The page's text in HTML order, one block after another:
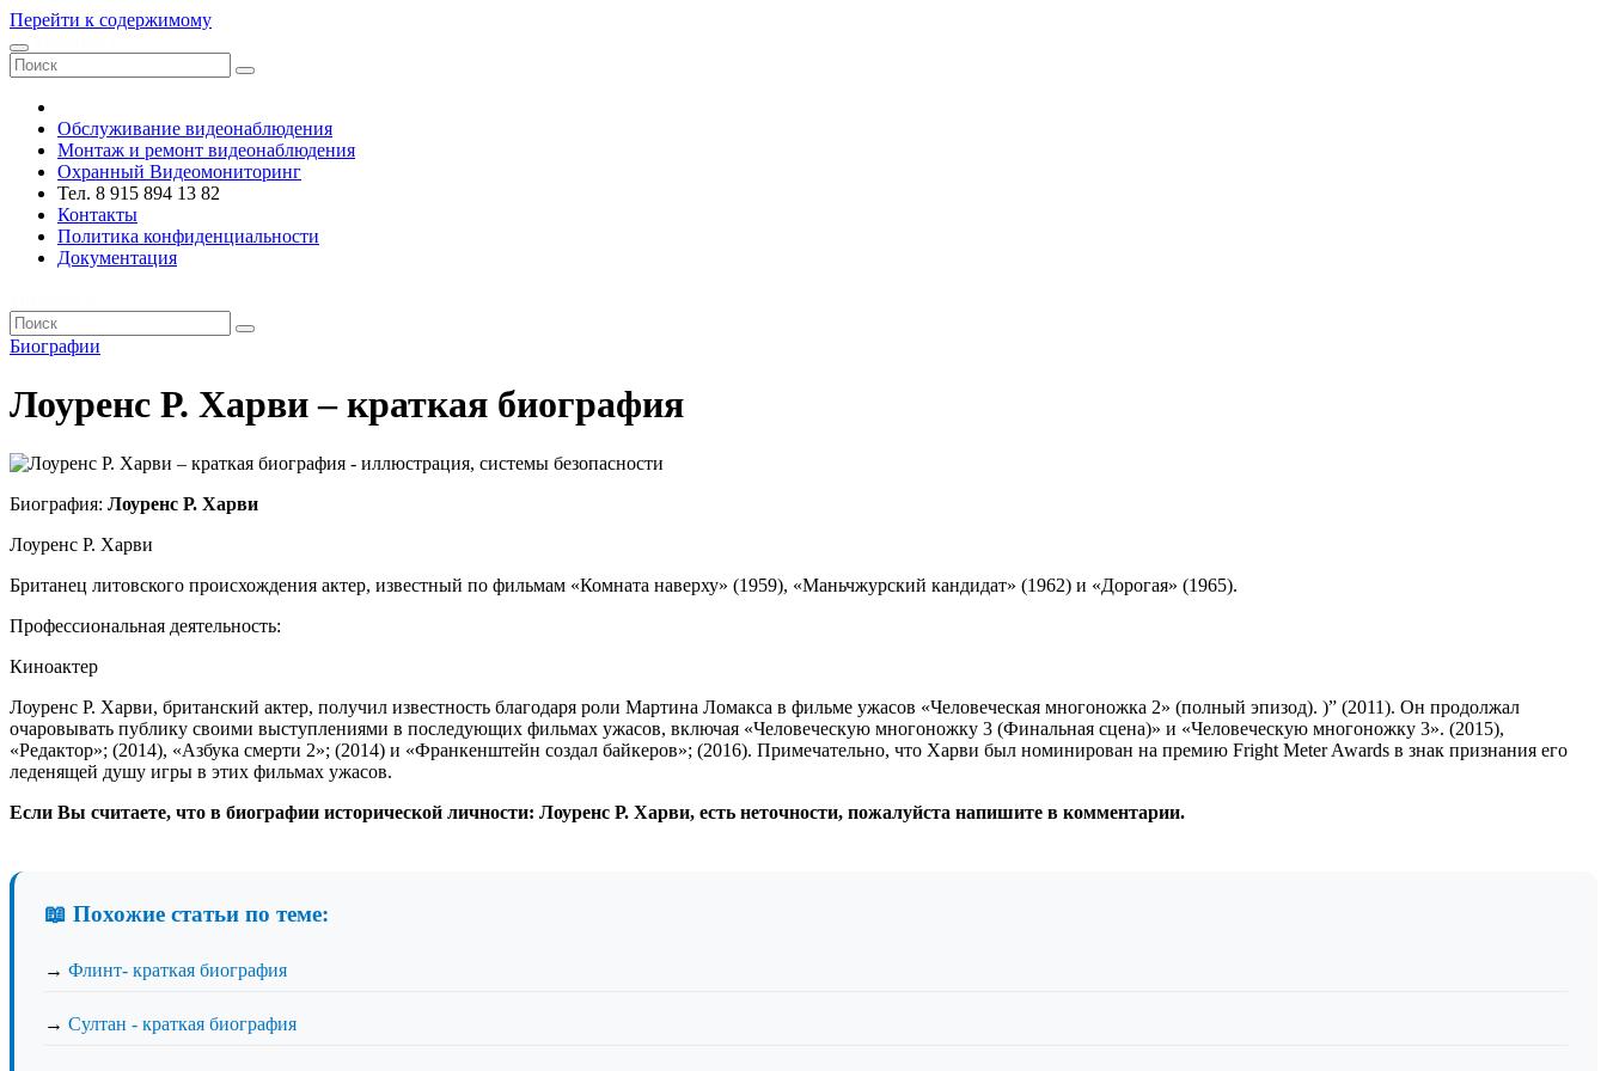
Перейти к содержимому
Обслуживание видеонаблюдения
Монтаж и ремонт видеонаблюдения
Охранный Видеомониторинг
Тел. 8 915 894 13 82
Контакты
Политика конфиденциальности
Документация
Биографии
Лоуренс Р. Харви – краткая биография
Биография: Лоуренс Р. Харви
Лоуренс Р. Харви
Британец литовского происхождения актер, известный по фильмам «Комната наверху» (1959), «Маньчжурский кандидат» (1962) и «Дорогая» (1965).
Профессиональная деятельность:
Киноактер
Лоуренс Р. Харви, британский актер, получил известность благодаря роли Мартина Ломакса в фильме ужасов «Человеческая многоножка 2» (полный эпизод). )” (2011). Он продолжал
очаровывать публику своими выступлениями в последующих фильмах ужасов, включая «Человеческую многоножку 3 (Финальная сцена)» и «Человеческую многоножку 3». (2015),
«Редактор»; (2014), «Азбука смерти 2»; (2014) и «Франкенштейн создал байкеров»; (2016). Примечательно, что Харви был номинирован на премию Fright Meter Awards в знак признания его
леденящей душу игры в этих фильмах ужасов.
Если Вы считаете, что в биографии исторической личности: Лоуренс Р. Харви, есть неточности, пожалуйста напишите в комментарии.
📖 Похожие статьи по теме:
→ Флинт- краткая биография
→ Султан - краткая биография